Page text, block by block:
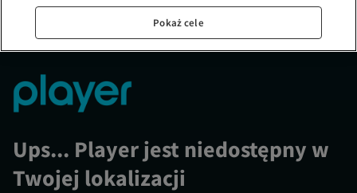
Ups... Player jest niedostępny w
Twojej lokalizacji
Pokaż cele